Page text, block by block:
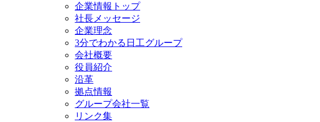
企業情報トップ
社長メッセージ
企業理念
3分でわかる日工グループ
会社概要
役員紹介
沿革
拠点情報
グループ会社一覧
リンク集